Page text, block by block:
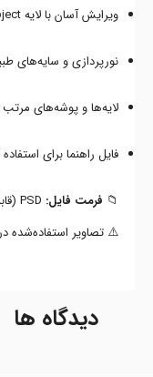
ویرایش آسان با لایه Smart Object
نورپردازی و سایه‌های
لایه‌ها و پوشه‌های مرتب
فایل راهنما برای
📁 فرمت فایل:
⚠️ تصاویر استفاده‌شده
دیدگاه ها